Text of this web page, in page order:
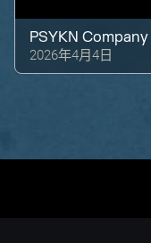
PSYKN Company
2026年4月4日